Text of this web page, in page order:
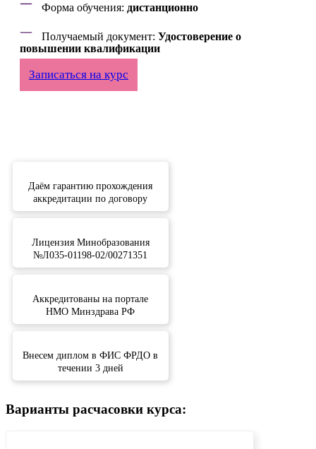
Форма обучения: дистанционно
Получаемый документ: Удостоверение о
повышении квалификации
Записаться на курс
Даём гарантию прохождения
аккредитации по договору
Лицензия Минобразования
№Л035-01198-02/00271351
Аккредитованы на портале
НМО Минздрава РФ
Внесем диплом в ФИС ФРДО в
течении 3 дней
Варианты расчасовки курса: